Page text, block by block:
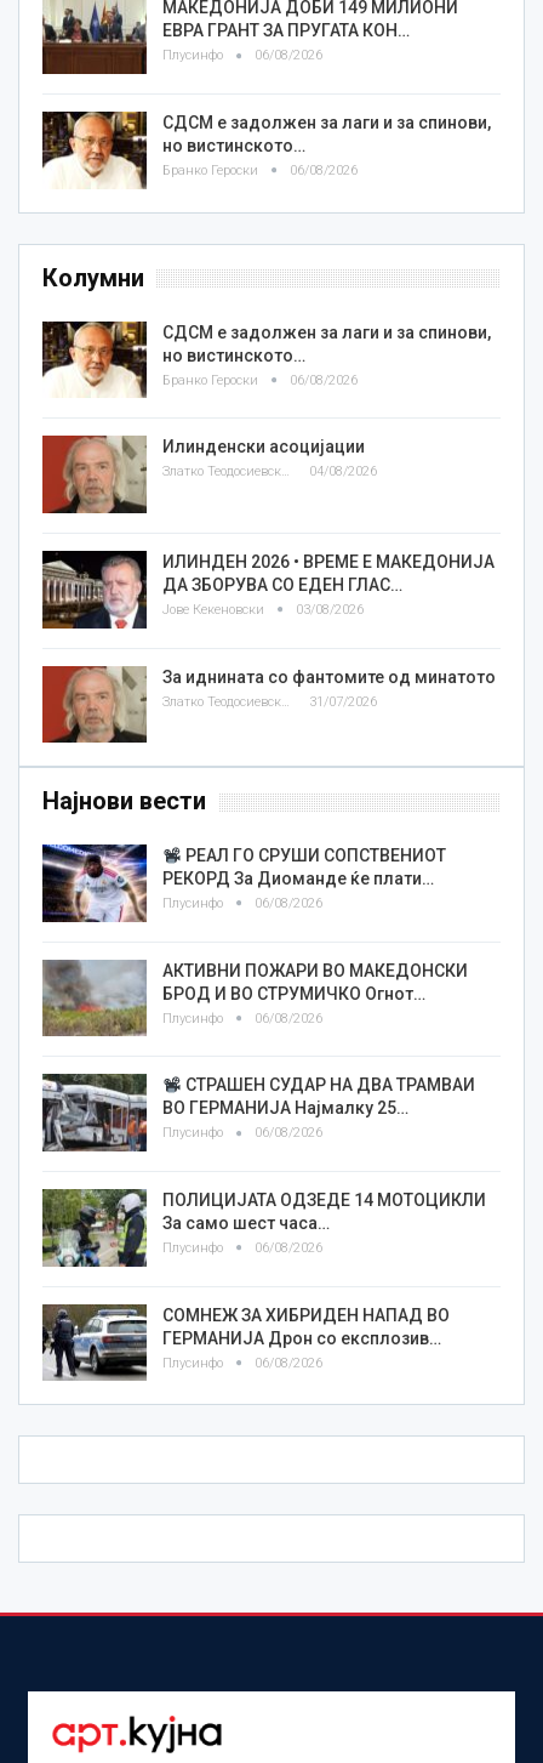
МАКЕДОНИЈА ДОБИ 149 МИЛИОНИ
ЕВРА ГРАНТ ЗА ПРУГАТА КОН…
Плусинфо 06/08/2026
СДСМ е задолжен за лаги и за спинови,
но вистинското…
Бранко Героски 06/08/2026
Колумни
СДСМ е задолжен за лаги и за спинови,
но вистинското…
Бранко Героски 06/08/2026
Илинденски асоцијации
Златко Теодосиевски 04/08/2026
ИЛИНДЕН 2026 • ВРЕМЕ Е МАКЕДОНИЈА
ДА ЗБОРУВА СО ЕДЕН ГЛАС…
Јове Кекеновски 03/08/2026
За иднината со фантомите од минатото
31/07/2026
Најнови вести
РЕАЛ ГО СРУШИ СОПСТВЕНИОТ
РЕКОРД За Диоманде ќе плати…
Плусинфо 06/08/2026
АКТИВНИ ПОЖАРИ ВО МАКЕДОНСКИ
БРОД И ВО СТРУМИЧКО Огнот…
Плусинфо 06/08/2026
СТРАШЕН СУДАР НА ДВА ТРАМВАИ
ВО ГЕРМАНИЈА Најмалку 25…
Плусинфо 06/08/2026
ПОЛИЦИЈАТА ОДЗЕДЕ 14 МОТОЦИКЛИ
За само шест часа…
Плусинфо 06/08/2026
СОМНЕЖ ЗА ХИБРИДЕН НАПАД ВО
ГЕРМАНИЈА Дрон со експлозив…
Плусинфо 06/08/2026